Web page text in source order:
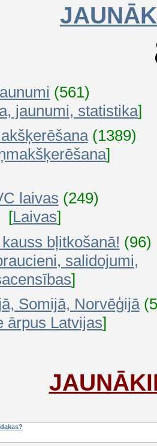
(561)
jaunumi, statistika]
(1389)
]
laivas (249)
[Laivas]
bļitkošanā! (96)
salidojumi,
]
Somijā, Norvēģijā
ārpus Latvijas]